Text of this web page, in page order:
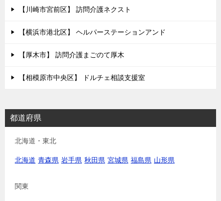
【川崎市宮前区】 訪問介護ネクスト
【横浜市港北区】 ヘルパーステーションアンド
【厚木市】 訪問介護まごのて厚木
【相模原市中央区】 ドルチェ相談支援室
都道府県
北海道・東北
北海道 青森県 岩手県 秋田県 宮城県 福島県 山形県
関東